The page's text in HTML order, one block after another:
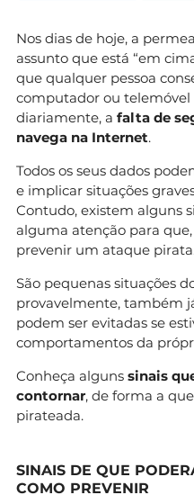
Nos dias de hoje, a
assunto que está “em
que qualquer pessoa
computador ou telemóvel
diariamente, a falta de
navega na Internet.
Todos os seus dados
e implicar situações
Contudo, existem alguns
alguma atenção para
prevenir um ataque pirata.
São pequenas situações
provavelmente, também
podem ser evitadas se
comportamentos da
Conheça alguns sinais
contornar, de forma a
pirateada.
SINAIS DE QUE
COMO PREVENIR